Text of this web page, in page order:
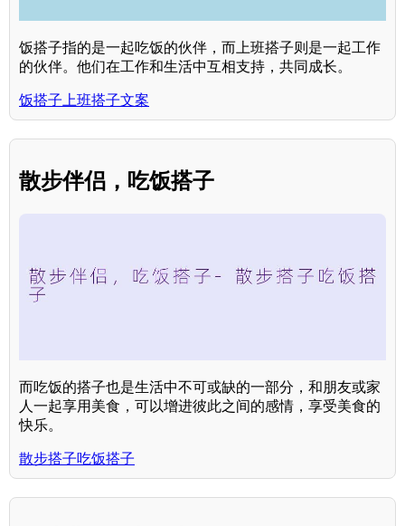
饭搭子指的是一起吃饭的伙伴，而上班搭子则是一起工作
的伙伴。他们在工作和生活中互相支持，共同成长。
饭搭子上班搭子文案
散步伴侣，吃饭搭子
而吃饭的搭子也是生活中不可或缺的一部分，和朋友或家
人一起享用美食，可以增进彼此之间的感情，享受美食的
快乐。
散步搭子吃饭搭子